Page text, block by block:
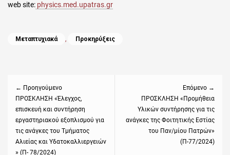
web site: physics.med.upatras.gr
Categories
Μεταπτυχιακά , Προκηρύξεις
← Προηγούμενο
Previous
post:
ΠΡΟΣΚΛΗΣΗ «Έλεγχος,
επισκευή και συντήρηση
εργαστηριακού εξοπλισμού για
τις ανάγκες του Τμήματος
Αλιείας και Υδατοκαλλιεργειών
» (Π- 78/2024)
Επόμενο →
ΠΡΟΣΚΛΗΣΗ «Προμήθεια
Υλικών συντήρησης για τις
ανάγκες της Φοιτητικής Εστίας
του Παν/μίου Πατρών»
(Π-77/2024)